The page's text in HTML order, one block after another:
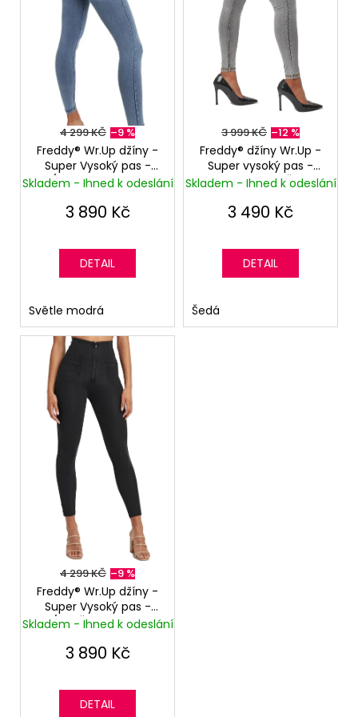
4 299 KČ –9 %
Freddy® Wr.Up džíny -
Super Vysoký pas -
7/8 - Světle modré
Skladem - Ihned k odeslání
3 890 Kč
DETAIL
Světle modrá
3 999 KČ –12 %
Freddy® džíny Wr.Up -
Super vysoký pas -
Superskinny - Šedé
Skladem - Ihned k odeslání
3 490 Kč
DETAIL
Šedá
4 299 KČ –9 %
Freddy® Wr.Up džíny -
Super Vysoký pas -
7/8 - Černý Denim
Skladem - Ihned k odeslání
3 890 Kč
DETAIL